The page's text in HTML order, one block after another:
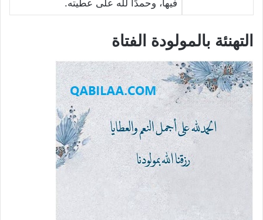
فيها، وحمدًا لله على عطيته.
التهنئة بالمولودة الفتاة